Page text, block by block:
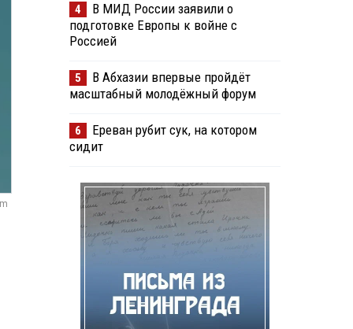
4
В МИД России заявили о
подготовке Европы к войне с
Россией
5
В Абхазии впервые пройдёт
масштабный молодёжный форум
6
Ереван рубит сук, на котором
сидит